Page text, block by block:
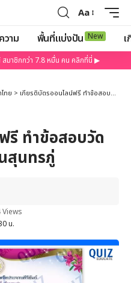
Aa
วาม พื้นที่แบ่งปัน New
สมาชิกกว่า 7.8 หมื่น คน คลิกที่นี่ ▶
ทย > เกียรติบัตรออนไลน์ฟรี ทำข้อสอบวัดระดับความรู้ เรื่อง วันสุนทรภู่
รี ทำข้อสอบวัด
สุนทรภู่
น.
Views